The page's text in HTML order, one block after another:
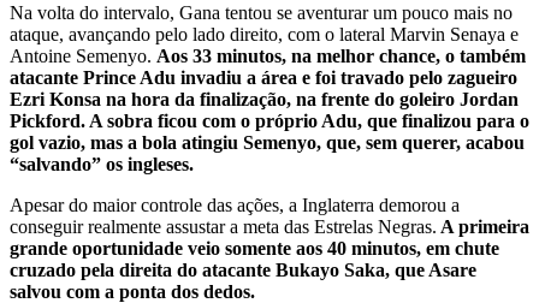
Na volta do intervalo, Gana tentou se aventurar um pouco mais no
ataque, avançando pelo lado direito, com o lateral Marvin Senaya e
Antoine Semenyo. Aos 33 minutos, na melhor chance, o também
atacante Prince Adu invadiu a área e foi travado pelo zagueiro
Ezri Konsa na hora da finalização, na frente do goleiro Jordan
Pickford. A sobra ficou com o próprio Adu, que finalizou para o
gol vazio, mas a bola atingiu Semenyo, que, sem querer, acabou
“salvando” os ingleses.
Apesar do maior controle das ações, a Inglaterra demorou a
conseguir realmente assustar a meta das Estrelas Negras. A primeira
grande oportunidade veio somente aos 40 minutos, em chute
cruzado pela direita do atacante Bukayo Saka, que Asare
salvou com a ponta dos dedos.